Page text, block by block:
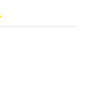
Stalgast quantity